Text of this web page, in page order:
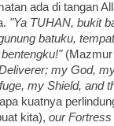
ada di tangan
"Ya TUHAN, bukit
batuku,
(Mazmur
my God,
my Shield, and
kuatnya
kita), our Fortress